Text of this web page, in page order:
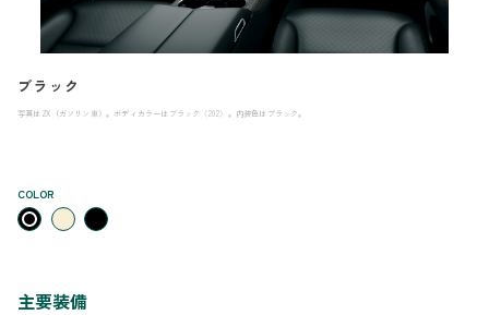
ブラック
写真はZX（ガソリン車）。ボディカラーはブラック〈202〉。内装色はブラック。
COLOR
主要装備